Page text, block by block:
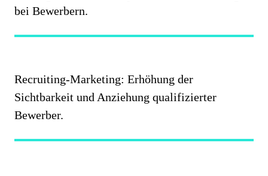
bei Bewerbern.
Recruiting-Marketing: Erhöhung der
Sichtbarkeit und Anziehung qualifizierter
Bewerber.